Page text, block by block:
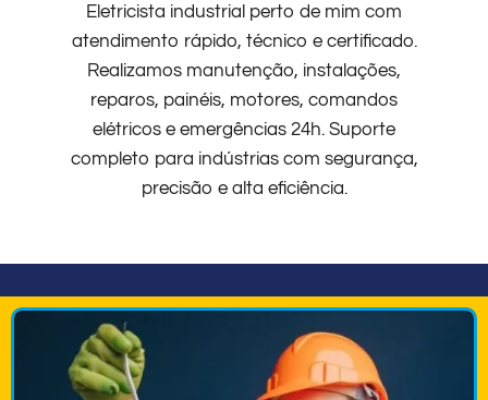
Eletricista industrial perto de mim com
atendimento rápido, técnico e certificado.
Realizamos manutenção, instalações,
reparos, painéis, motores, comandos
elétricos e emergências 24h. Suporte
completo para indústrias com segurança,
precisão e alta eficiência.